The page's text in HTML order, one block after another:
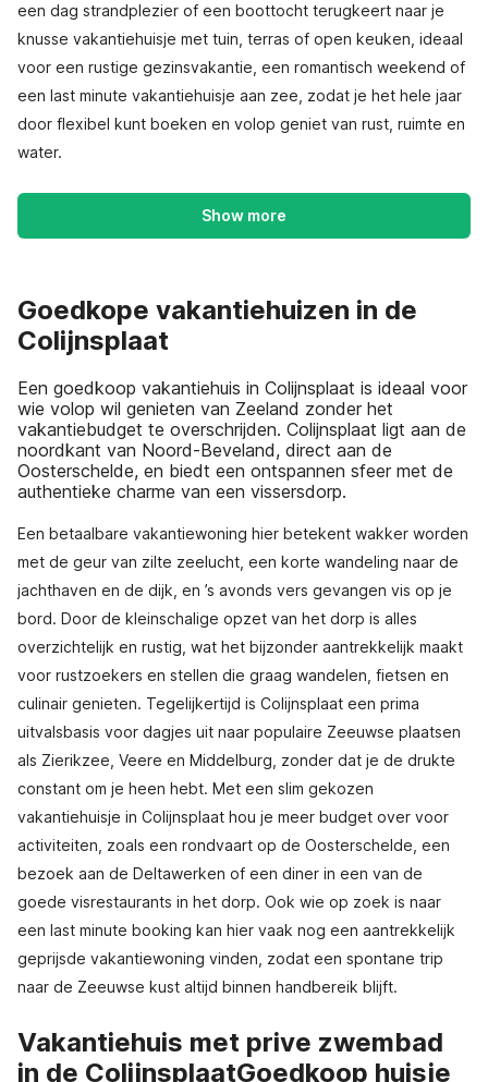
een dag strandplezier of een boottocht terugkeert naar je
knusse vakantiehuisje met tuin, terras of open keuken, ideaal
voor een rustige gezinsvakantie, een romantisch weekend of
een last minute vakantiehuisje aan zee, zodat je het hele jaar
door flexibel kunt boeken en volop geniet van rust, ruimte en
water.
Show more
Goedkope vakantiehuizen in de
Colijnsplaat
Een goedkoop vakantiehuis in Colijnsplaat is ideaal voor
wie volop wil genieten van Zeeland zonder het
vakantiebudget te overschrijden. Colijnsplaat ligt aan de
noordkant van Noord-Beveland, direct aan de
Oosterschelde, en biedt een ontspannen sfeer met de
authentieke charme van een vissersdorp.
Een betaalbare vakantiewoning hier betekent wakker worden
met de geur van zilte zeelucht, een korte wandeling naar de
jachthaven en de dijk, en ’s avonds vers gevangen vis op je
bord. Door de kleinschalige opzet van het dorp is alles
overzichtelijk en rustig, wat het bijzonder aantrekkelijk maakt
voor rustzoekers en stellen die graag wandelen, fietsen en
culinair genieten. Tegelijkertijd is Colijnsplaat een prima
uitvalsbasis voor dagjes uit naar populaire Zeeuwse plaatsen
als Zierikzee, Veere en Middelburg, zonder dat je de drukte
constant om je heen hebt. Met een slim gekozen
vakantiehuisje in Colijnsplaat hou je meer budget over voor
activiteiten, zoals een rondvaart op de Oosterschelde, een
bezoek aan de Deltawerken of een diner in een van de
goede visrestaurants in het dorp. Ook wie op zoek is naar
een last minute booking kan hier vaak nog een aantrekkelijk
geprijsde vakantiewoning vinden, zodat een spontane trip
naar de Zeeuwse kust altijd binnen handbereik blijft.
Vakantiehuis met prive zwembad
in de ColijnsplaatGoedkoop huisje